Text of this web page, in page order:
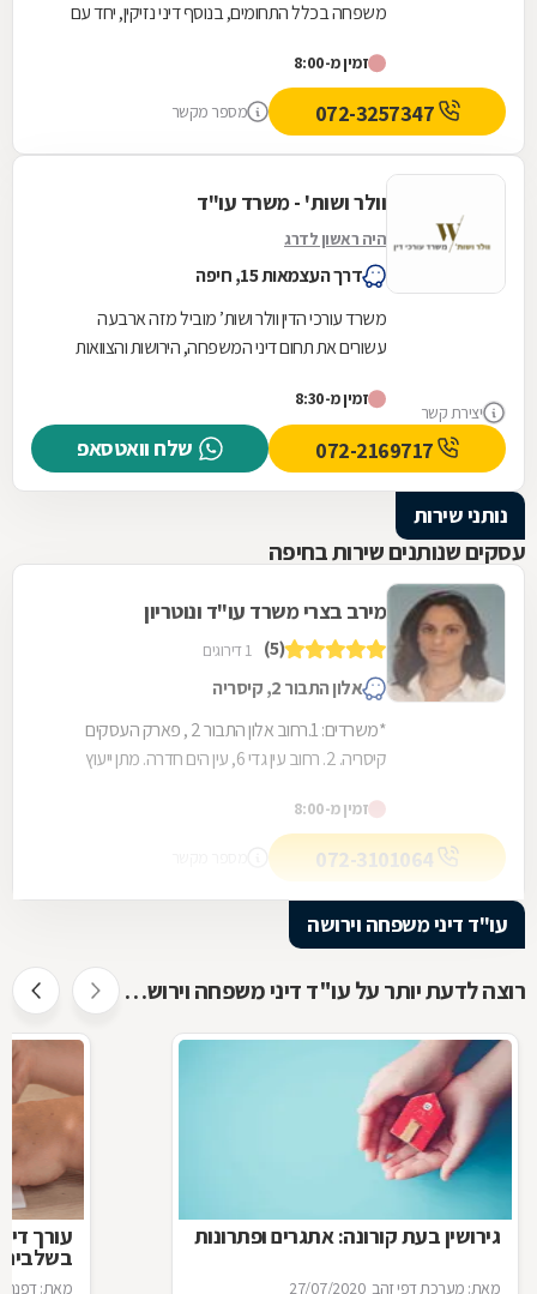
משפחה בכלל התחומים, בנוסף דיני נזיקין, יחד עם
הממוקם...
זמין מ-8:00
מספר מקשר
יצירת קשר
וולר ושות' - משרד עו"ד
היה ראשון לדרג
דרך העצמאות 15, חיפה
משרד עורכי הדין וולר ושות’ מוביל מזה ארבעה
עשורים את תחום דיני המשפחה, הירושות והצוואות
מומחיות...
זמין מ-8:30
שלח וואטסאפ
נותני שירות
עסקים שנותנים שירות בחיפה
מירב בצרי משרד עו"ד ונוטריון
(5) 1 דירוגים
אלון התבור 2, קיסריה
*משרדים: 1.רחוב אלון התבור 2 , פארק העסקים
קיסריה. 2. רחוב עין גדי 6, עין הים חדרה. מתן ייעוץ
זמין מ-8:00
עו"ד דיני משפחה וירושה
רוצה לדעת יותר על עו"ד דיני משפחה וירושה ?
גירושין בעת קורונה: אתגרים ופתרונות
מאת: מערכת דפי זהב 27/07/2020
עורך
בשלבים
מאת: דפנה